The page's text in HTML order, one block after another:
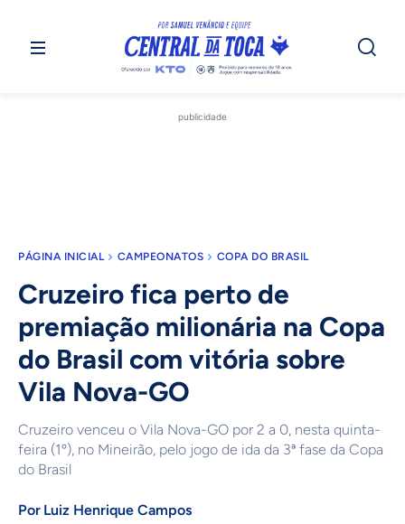
publicidade
PÁGINA INICIAL CAMPEONATOS COPA DO BRASIL
Cruzeiro fica perto de
premiação milionária na Copa
do Brasil com vitória sobre
Vila Nova-GO
Cruzeiro venceu o Vila Nova-GO por 2 a 0, nesta quinta-
feira (1º), no Mineirão, pelo jogo de ida da 3ª fase da Copa
do Brasil
Por Luiz Henrique Campos